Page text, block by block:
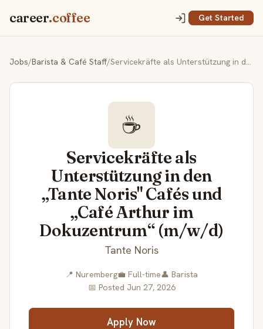
career.coffee Get Started
Jobs/Barista & Café Staff/ Servicekräfte als Unterstützung in den „Tante Noris" Cafés und „Café Arthur im Dokuzentrum“ (m/w/d)
☕
Servicekräfte als
Unterstützung in den
„Tante Noris" Cafés und
„Café Arthur im
Dokuzentrum“ (m/w/d)
Tante Noris
📍 Nuremberg💼 Full-time👤 Barista
📅 Posted Jun 27, 2026
Apply Now